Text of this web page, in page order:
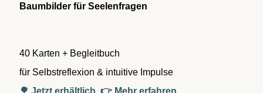
hBaumbilder für Seelenfragen
40 Karten + Begleitbuch
für Selbstreflexion & intuitive Impulse
🌳 Jetzt erhältlich 👉 Mehr erfahren